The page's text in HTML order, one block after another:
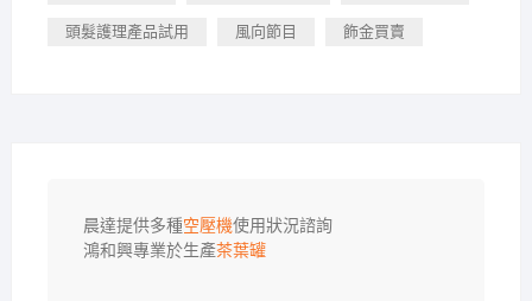
頭髮護理產品試用 風向節目 飾金買賣
晨達提供多種空壓機使用狀況諮詢
鴻和興專業於生產茶葉罐